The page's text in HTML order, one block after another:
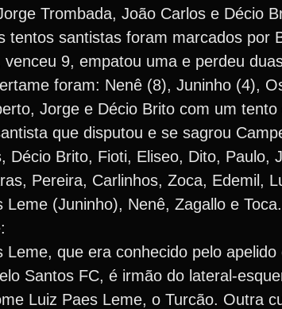
Trombada, João Carlos e Décio
tentos santistas foram marcados por
venceu 9, empatou uma e perdeu
foram: Nenê (8), Juninho (4),
Jorge e Décio Brito com um tento
que disputou e se sagrou
Décio Brito, Fioti, Eliseo, Dito, Paulo,
Pereira, Carlinhos, Zoca, Edemil,
Leme (Juninho), Nenê, Zagallo e Toca.
Leme, que era conhecido pelo
Santos FC, é irmão do lateral-
Luiz Paes Leme, o Turcão. Outra